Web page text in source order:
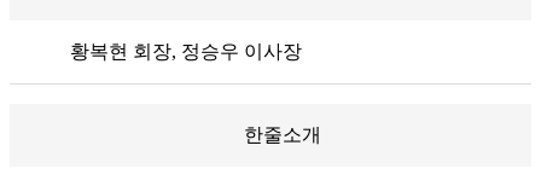
황복현 회장, 정승우 이사장
한줄소개